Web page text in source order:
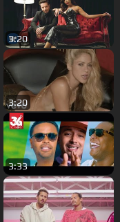
3:20
3:20
3:33